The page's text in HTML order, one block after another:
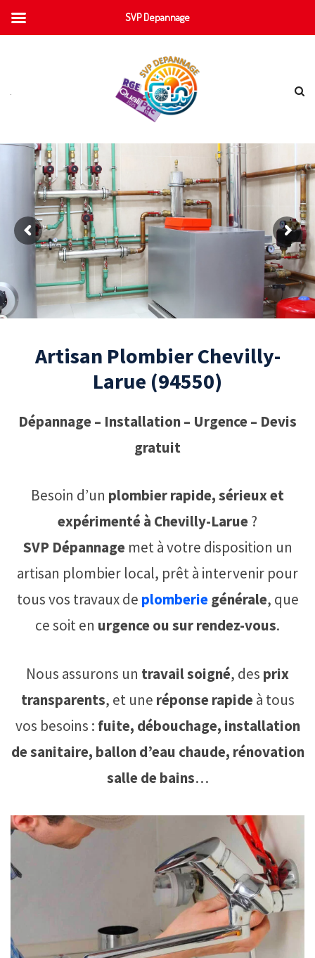
Artisan Plombier Chevilly-
Larue (94550)
Dépannage – Installation – Urgence – Devis
gratuit
Besoin d’un plombier rapide, sérieux et
expérimenté à Chevilly-Larue?
SVP Dépannagemet à votre disposition un
artisan plombier local, prêt à intervenir pour
tous vos travaux de plomberiegénérale, que
ce soit en urgence ou sur rendez-vous.
Nous assurons un travail soigné, des prix
transparents, et une réponse rapideà tous
vos besoins : fuite, débouchage, installation
de sanitaire, ballon d’eau chaude, rénovation
salle de bains…
SVP Depannage